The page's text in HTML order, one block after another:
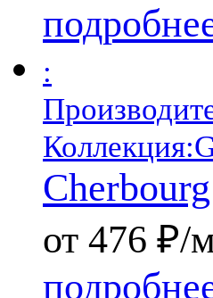
:
Коллекция:
от 476 ₽/